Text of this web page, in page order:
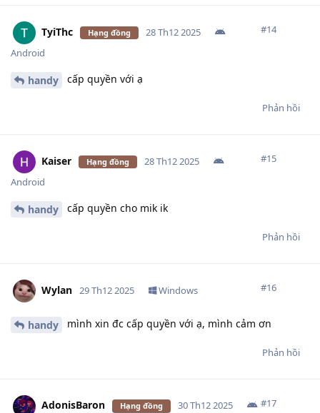
TyiThc Hạng đồng 28 Th12 2025 #14
Android
handy cấp quyền với ạ
Phản hồi
Kaiser Hạng đồng 28 Th12 2025 #15
Android
handy cấp quyền cho mik ik
Phản hồi
Wylan 29 Th12 2025 #16
Windows
handy mình xin đc cấp quyền với ạ, mình cảm ơn
Phản hồi
AdonisBaron Hạng đồng 30 Th12 2025 #17